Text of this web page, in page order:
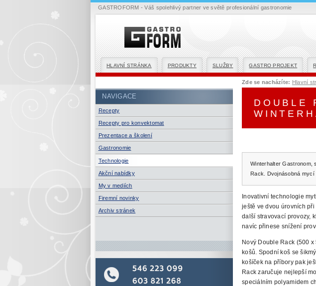
HLAVNÍ STRÁNKA PRODUKTY SLUŽBY GASTRO PROJEKT
NAVIGACE
Recepty
Recepty pro konvektomat
Prezentace a školení
Gastronomie
Technologie
Akční nabídky
My v mediích
Firemní novinky
Archiv stránek
Zde se nacházíte: Hlavní
DOUBLE
Winterhalter Gastronom,
Rack. Dvojnásobná
Inovativní technologie
ještě ve dvou úrovních
další stravovací provozy,
navíc přinese snížení
Nový Double Rack (500
košů. Spodní koš se
košíček na příbory pak
Rack zaručuje nejlepší
speciálním polyamidem
GASTROFORM - Váš spolehlivý partner ve světě profesionální gastronomie